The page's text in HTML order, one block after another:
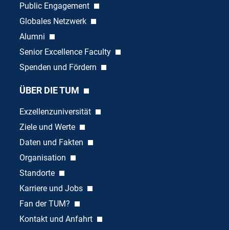
Public Engagement
Globales Netzwerk
Alumni
Senior Excellence Faculty
Spenden und Fördern
ÜBER DIE TUM
Exzellenzuniversität
Ziele und Werte
Daten und Fakten
Organisation
Standorte
Karriere und Jobs
Fan der TUM?
Kontakt und Anfahrt